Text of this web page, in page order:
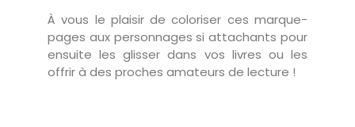
À vous le plaisir de coloriser ces marque-
pages aux personnages si attachants pour
ensuite les glisser dans vos livres ou les
offrir à des proches amateurs de lecture !